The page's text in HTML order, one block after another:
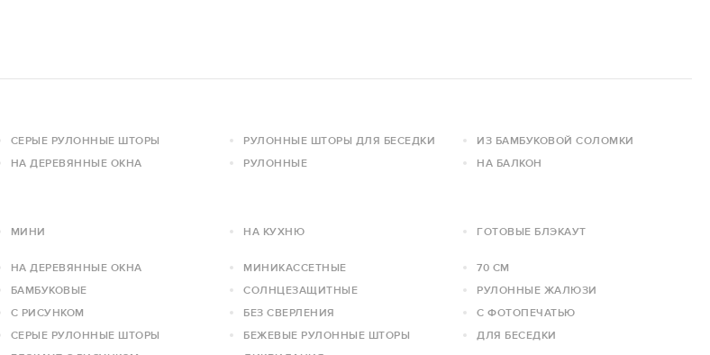
СЕРЫЕ РУЛОННЫЕ ШТОРЫ РУЛОННЫЕ ШТОРЫ ДЛЯ БЕСЕДКИ
ИЗ БАМБУКОВОЙ СОЛОМКИ
НА ДЕРЕВЯННЫЕ ОКНА РУЛОННЫЕ НА БАЛКОН
МИНИ НА КУХНЮ ГОТОВЫЕ БЛЭКАУТ
НА ДЕРЕВЯННЫЕ ОКНА МИНИКАССЕТНЫЕ
70 СМ
БАМБУКОВЫЕ СОЛНЦЕЗАЩИТНЫЕ
РУЛОННЫЕ ЖАЛЮЗИ
С РИСУНКОМ БЕЗ СВЕРЛЕНИЯ
С ФОТОПЕЧАТЬЮ
СЕРЫЕ РУЛОННЫЕ ШТОРЫ БЕЖЕВЫЕ РУЛОННЫЕ ШТОРЫ
ДЛЯ БЕСЕДКИ